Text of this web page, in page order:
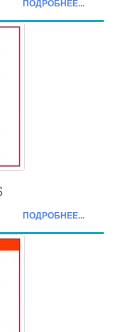
ПОДРОБНЕЕ...
ПОДРОБНЕЕ...